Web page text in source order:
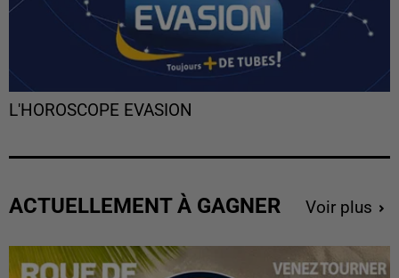
L'HOROSCOPE EVASION
ACTUELLEMENT À GAGNER Voir plus